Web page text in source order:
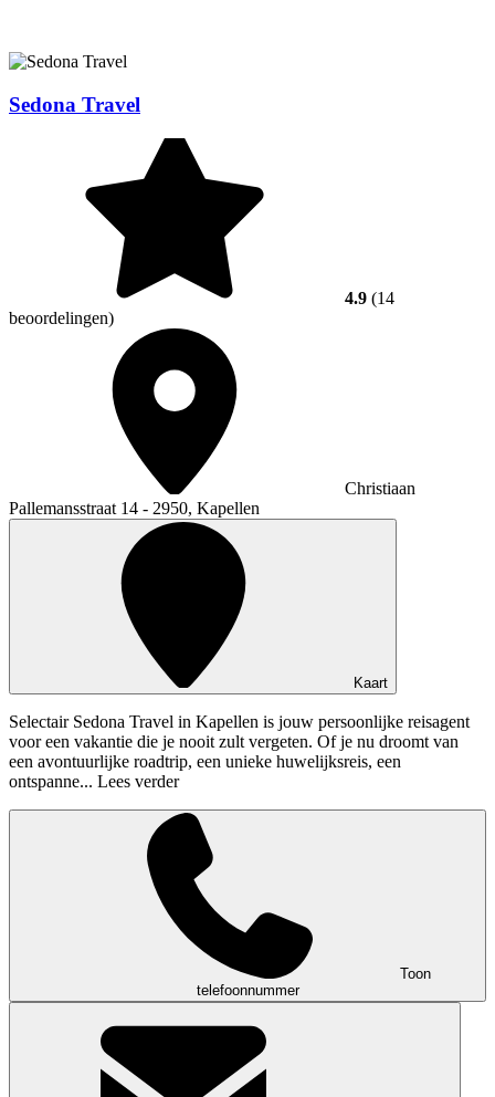
Sedona Travel
4.9 (14
beoordelingen)
Christiaan
Pallemansstraat 14 - 2950, Kapellen
Kaart
Selectair Sedona Travel in Kapellen is jouw persoonlijke reisagent
voor een vakantie die je nooit zult vergeten. Of je nu droomt van
een avontuurlijke roadtrip, een unieke huwelijksreis, een
ontspanne... Lees verder
Toon
telefoonnummer